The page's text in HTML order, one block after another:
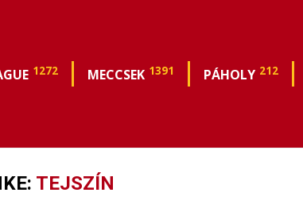
1272 MECCSEK 1391 PÁHOLY 212
TEJSZÍN